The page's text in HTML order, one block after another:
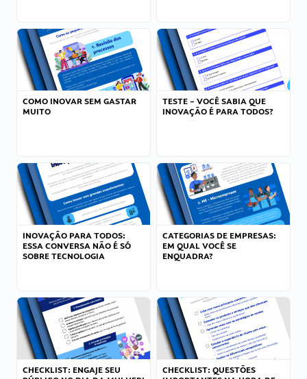
COMO INOVAR SEM GASTAR
MUITO
TESTE – VOCÊ SABIA QUE
INOVAÇÃO É PARA TODOS?
INOVAÇÃO PARA TODOS:
ESSA CONVERSA NÃO É SÓ
SOBRE TECNOLOGIA
CATEGORIAS DE EMPRESAS:
EM QUAL VOCÊ SE
ENQUADRA?
CHECKLIST: ENGAJE SEU
CHECKLIST: QUESTÕES